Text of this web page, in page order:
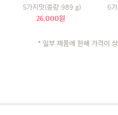
5가지맛(중량 989 g)
26,000원
6
* 일부 제품에 한해 가격이